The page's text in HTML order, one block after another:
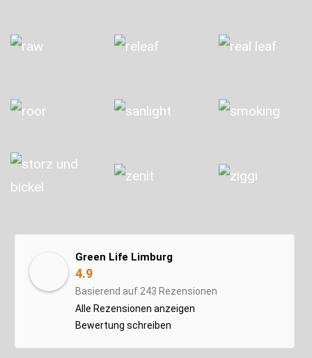
Green Life Limburg
4.9
Basierend auf 243 Rezensionen
Alle Rezensionen anzeigen
Bewertung schreiben